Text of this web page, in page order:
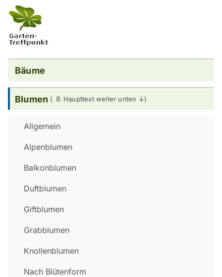
Bäume
Blumen
Allgemein
Alpenblumen
Balkonblumen
Duftblumen
Giftblumen
Grabblumen
Knollenblumen
Nach Blütenform